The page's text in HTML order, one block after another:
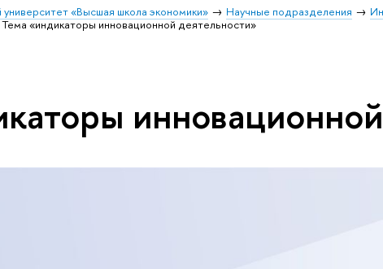
«Высшая школа экономики» Научные подразделения
Тема «индикаторы инновационной деятельности»